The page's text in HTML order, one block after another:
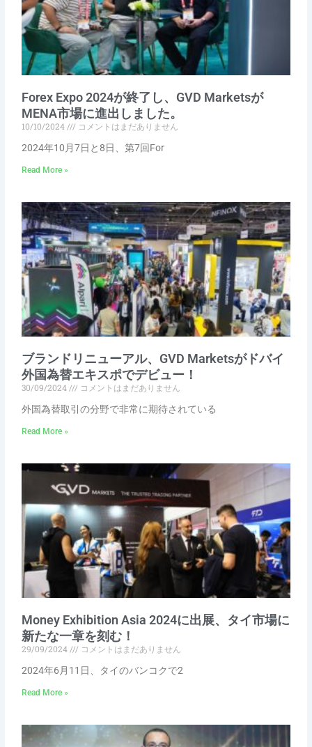
Forex Expo 2024が終了し、GVD Marketsが
MENA市場に進出しました。
10/10/2024
コメントはまだありません
2024年10月7日と8日、第7回For
Read More »
ブランドリニューアル、GVD Marketsがドバイ
外国為替エキスポでデビュー！
30/09/2024
コメントはまだありません
外国為替取引の分野で非常に期待されている
Read More »
Money Exhibition Asia 2024に出展、タイ市場に
新たな一章を刻む！
29/09/2024
コメントはまだありません
2024年6月11日、タイのバンコクで2
Read More »